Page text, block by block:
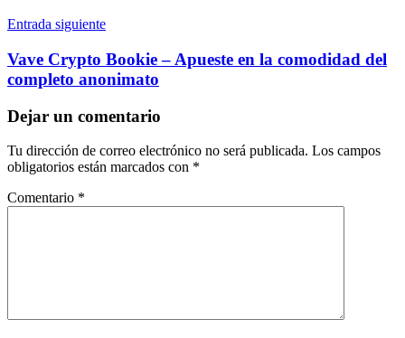
Entrada siguiente
Vave Crypto Bookie – Apueste en la comodidad del
completo anonimato
Dejar un comentario
Tu dirección de correo electrónico no será publicada. Los campos
obligatorios están marcados con *
Comentario *